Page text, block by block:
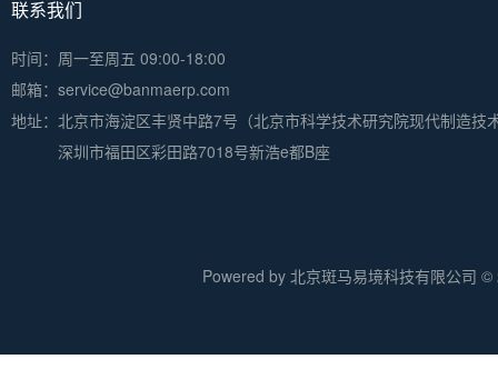
联系我们
时间：周一至周五 09:00-18:00
邮箱：service@banmaerp.com
地址： 北京市海淀区丰贤中路7号（北京市科学技术研究院现代制造技
深圳市福田区彩田路7018号新浩e都B座
Powered by 北京斑马易境科技有限公司